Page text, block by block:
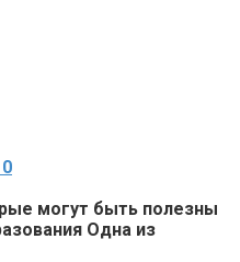
0
могут быть полезны
Одна из